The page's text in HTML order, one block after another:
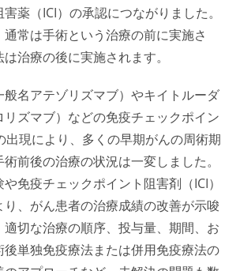
薬（ICI）の承認につながりました。
常は手術という治療の前に実施さ
治療の後に実施されます。
般名アテゾリズマブ）やキイトルーダ
リズマブ）などの免疫チェックポイン
出現により、多くの早期がんの周術期
前後の治療の状況は一変しました。
免疫チェックポイント阻害剤（ICI）
、がん患者の治療成績の改善が示唆
適切な治療の順序、投与量、期間、お
後単独免疫療法または併用免疫療法の